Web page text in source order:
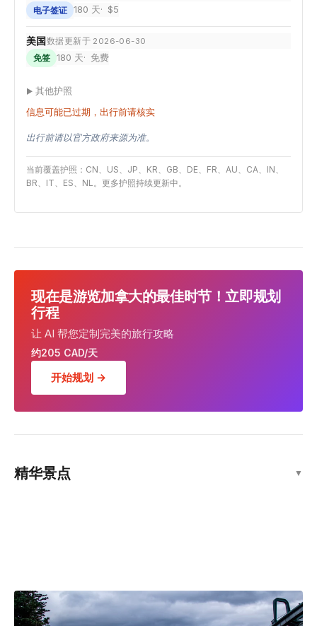
电子签证 180 天 $5
美国数据更新于 2026-06-30
免签 180 天 免费
其他护照
信息可能已过期，出行前请核实
出行前请以官方政府来源为准。
当前覆盖护照：CN、US、JP、KR、GB、DE、FR、AU、CA、IN、
BR、IT、ES、NL。更多护照持续更新中。
现在是游览加拿大的最佳时节！立即规划
行程
让 AI 帮您定制完美的旅行攻略
约205 CAD/天
开始规划 →
精华景点 ▼
BC Place Stadium
景点
Banff National Park